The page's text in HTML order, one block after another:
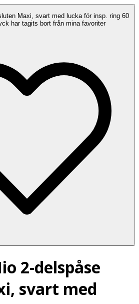
Maxi, svart med lucka för insp. ring 60
har tagits bort från mina favoriter
2-delspåse
svart med